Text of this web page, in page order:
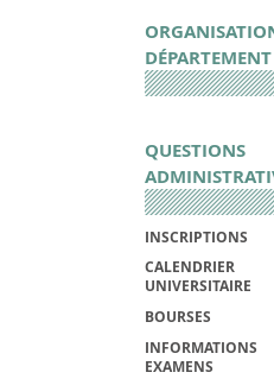
DÉPARTEMENT
QUESTIONS
INSCRIPTIONS
CALENDRIER
UNIVERSITAIRE
BOURSES
INFORMATIONS
EXAMENS